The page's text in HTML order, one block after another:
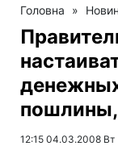
Головна »
12:15 04.03.2008 Вт